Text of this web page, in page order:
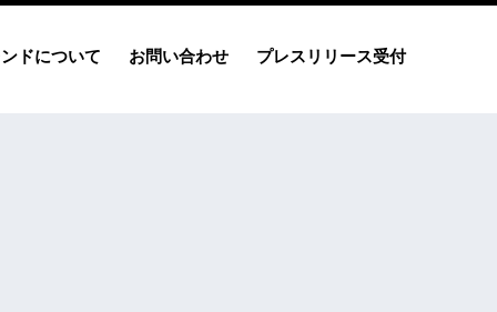
ドについて お問い合わせ プレスリリース受付